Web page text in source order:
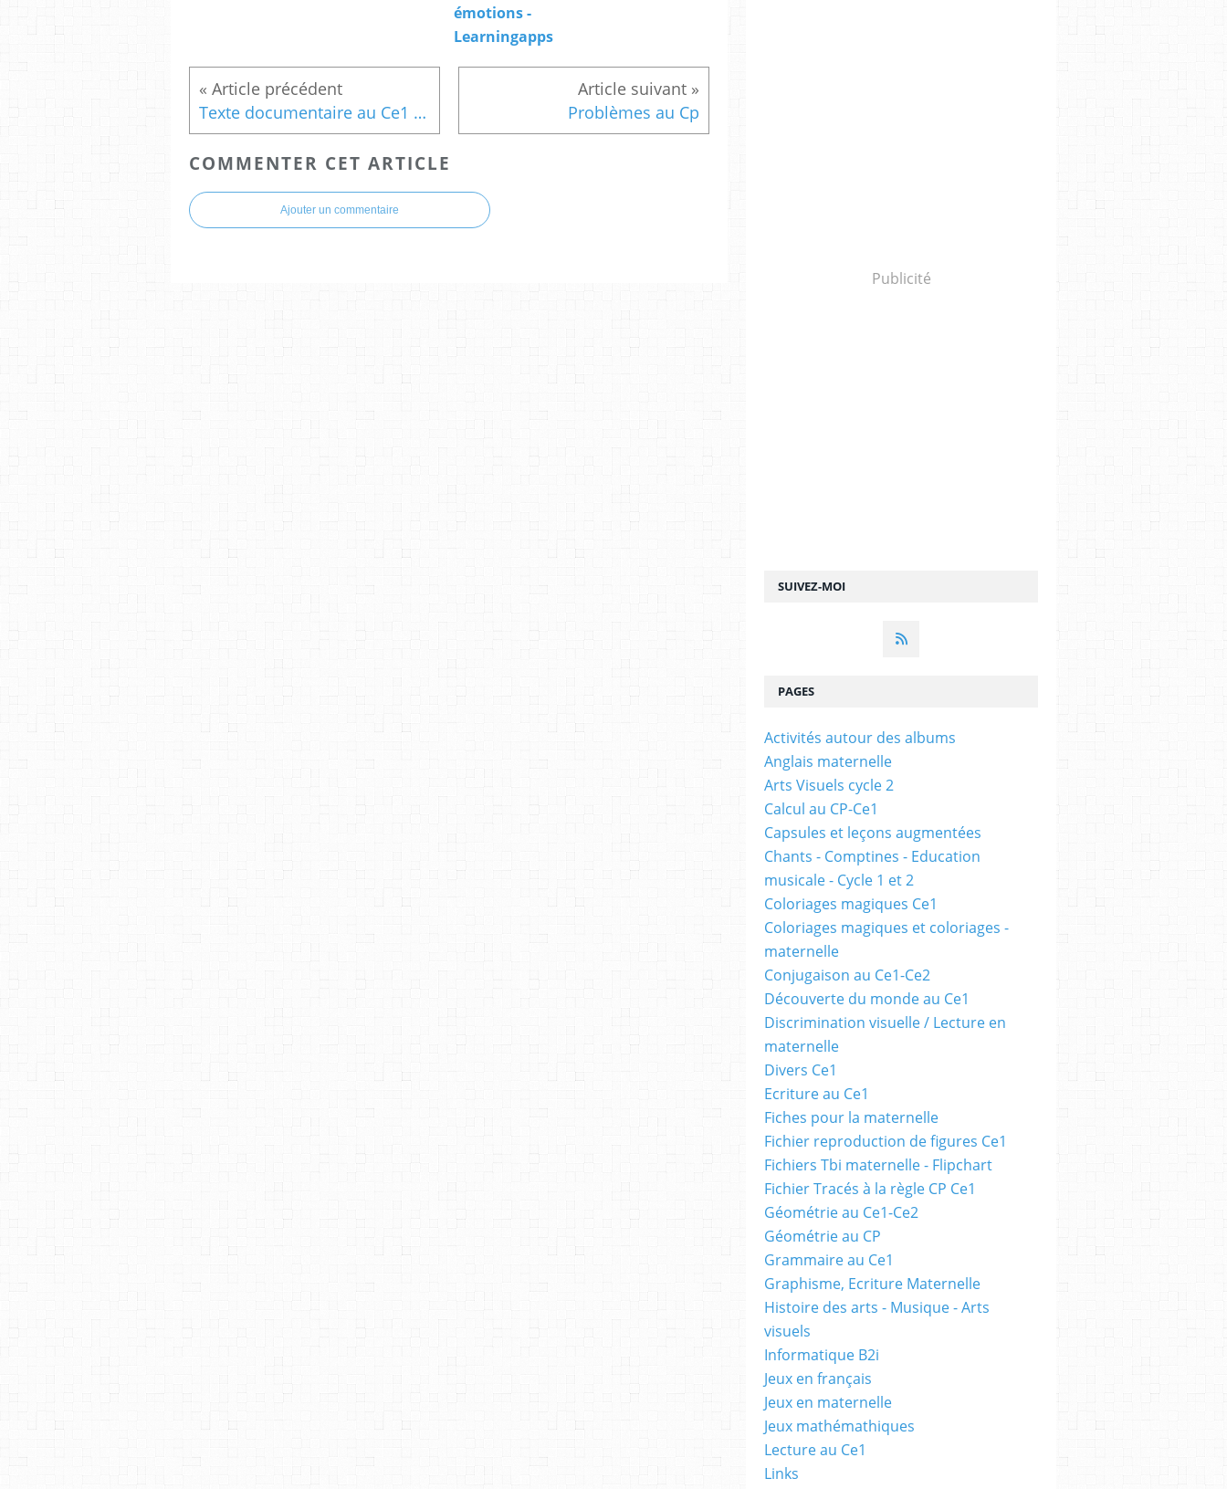
émotions -
Learningapps
Texte documentaire au Ce1 : La pie-grièche grise suite Problèmes au Cp
COMMENTER CET ARTICLE
Ajouter un commentaire
SUIVEZ-MOI
Publicité
PAGES
Activités autour des albums
Anglais maternelle
Arts Visuels cycle 2
Calcul au CP-Ce1
Capsules et leçons augmentées
Chants - Comptines - Education
musicale - Cycle 1 et 2
Coloriages magiques Ce1
Coloriages magiques et coloriages -
maternelle
Conjugaison au Ce1-Ce2
Découverte du monde au Ce1
Discrimination visuelle / Lecture en
maternelle
Divers Ce1
Ecriture au Ce1
Fiches pour la maternelle
Fichier reproduction de figures Ce1
Fichiers Tbi maternelle - Flipchart
Fichier Tracés à la règle CP Ce1
Géométrie au Ce1-Ce2
Géométrie au CP
Grammaire au Ce1
Graphisme, Ecriture Maternelle
Histoire des arts - Musique - Arts
visuels
Informatique B2i
Jeux en français
Jeux en maternelle
Jeux mathémathiques
Lecture au Ce1
Links